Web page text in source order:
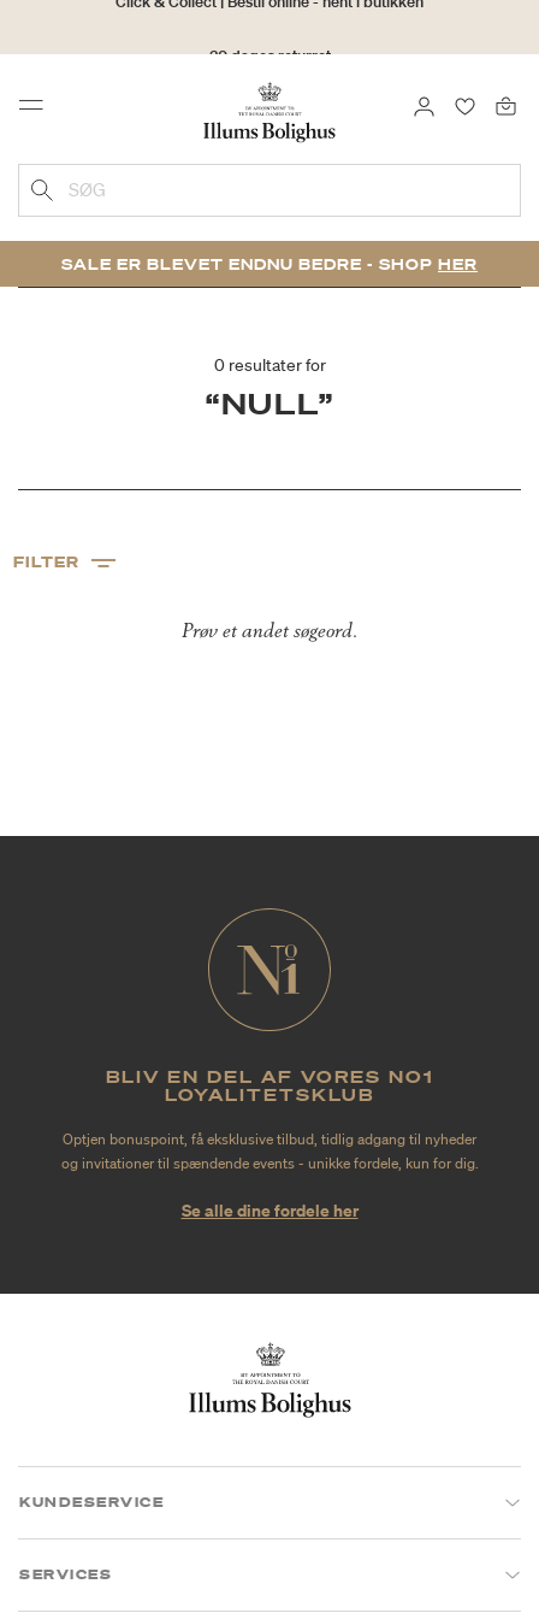
30 dages returret
Menu LOG IND
SØG
SALE ER BLEVET ENDNU BEDRE - SHOP HER
0 resultater for
“NULL”
FILTER
Prøv et andet søgeord.
BLIV EN DEL AF VORES NO1
LOYALITETSKLUB
Optjen bonuspoint, få eksklusive tilbud, tidlig adgang til nyheder
og invitationer til spændende events - unikke fordele, kun for dig.
Se alle dine fordele her
KUNDESERVICE
SERVICES